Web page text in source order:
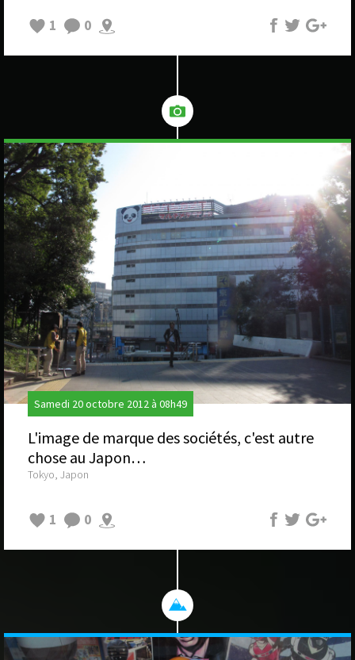
1 0
Samedi 20 octobre 2012 à 08h49
L'image de marque des sociétés, c'est autre
chose au Japon…
Tokyo, Japon
1 0